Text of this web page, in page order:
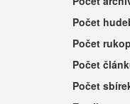
Počet
Počet
Počet
Počet